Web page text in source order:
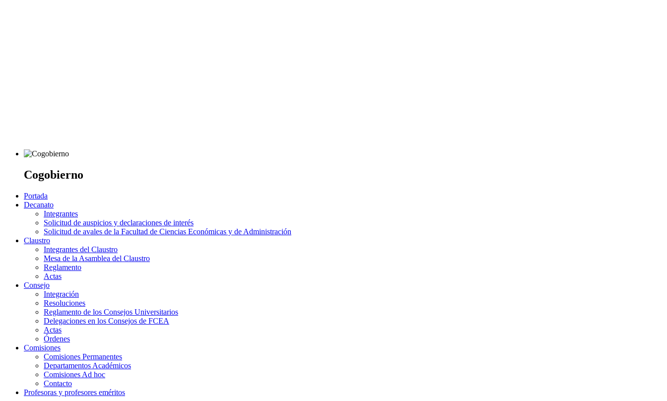
Cogobierno
Portada
Decanato
Integrantes
Solicitud de auspicios y declaraciones de interés
Solicitud de avales de la Facultad de Ciencias Económicas y de Administración
Claustro
Integrantes del Claustro
Mesa de la Asamblea del Claustro
Reglamento
Actas
Consejo
Integración
Resoluciones
Reglamento de los Consejos Universitarios
Delegaciones en los Consejos de FCEA
Actas
Órdenes
Comisiones
Comisiones Permanentes
Departamentos Académicos
Comisiones Ad hoc
Contacto
Profesoras y profesores eméritos